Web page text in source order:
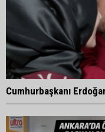
Cumhurbaşkanı